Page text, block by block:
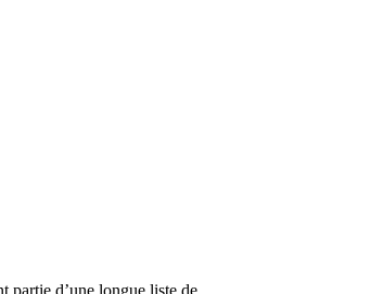
partie d’une longue liste de